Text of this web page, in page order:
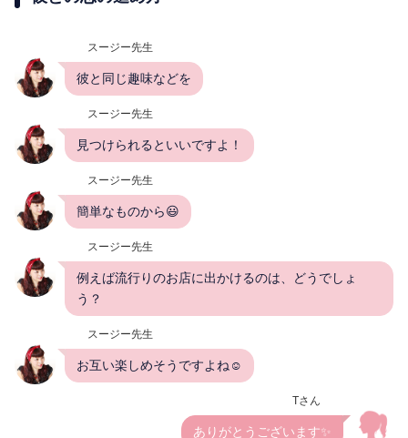
スージー先生
彼と同じ趣味などを
スージー先生
見つけられるといいですよ！
スージー先生
簡単なものから😃
スージー先生
例えば流行りのお店に出かけるのは、どうでしょ
う？
スージー先生
お互い楽しめそうですよね☺️
Tさん
ありがとうございます✨